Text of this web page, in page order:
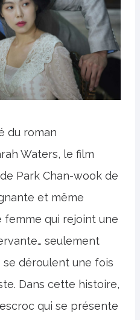
du roman
Waters, le film
Park Chan-wook de
et même
femme qui rejoint une
seulement
déroulent une fois
Dans cette histoire,
qui se présente